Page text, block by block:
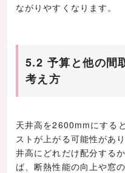
ながりやすくなります。
5.2 予算と他の間
考え方
天井高を2600mmにする
ストが上がる可能性があ
井高にどれだけ配分する
ば、断熱性能の向上や窓